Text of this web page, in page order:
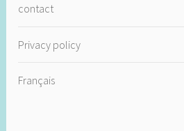
contact
Privacy policy
Français